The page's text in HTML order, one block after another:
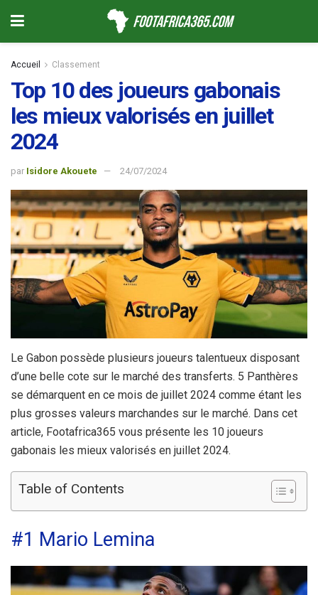
Accueil Classement
Top 10 des joueurs gabonais
les mieux valorisés en juillet
2024
par Isidore Akouete 24/07/2024
Le Gabon possède plusieurs joueurs talentueux disposant
d’une belle cote sur le marché des transferts. 5 Panthères
se démarquent en ce mois de juillet 2024 comme étant les
plus grosses valeurs marchandes sur le marché. Dans cet
article, Footafrica365 vous présente les 10 joueurs
gabonais les mieux valorisés en juillet 2024.
Table of Contents
#1 Mario Lemina